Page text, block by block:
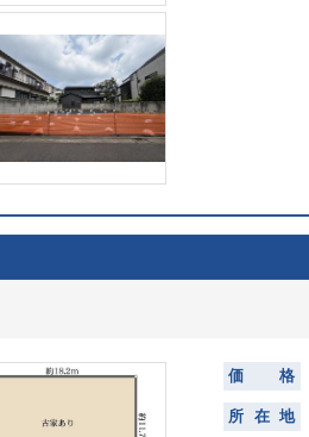
価 格
所 在 地